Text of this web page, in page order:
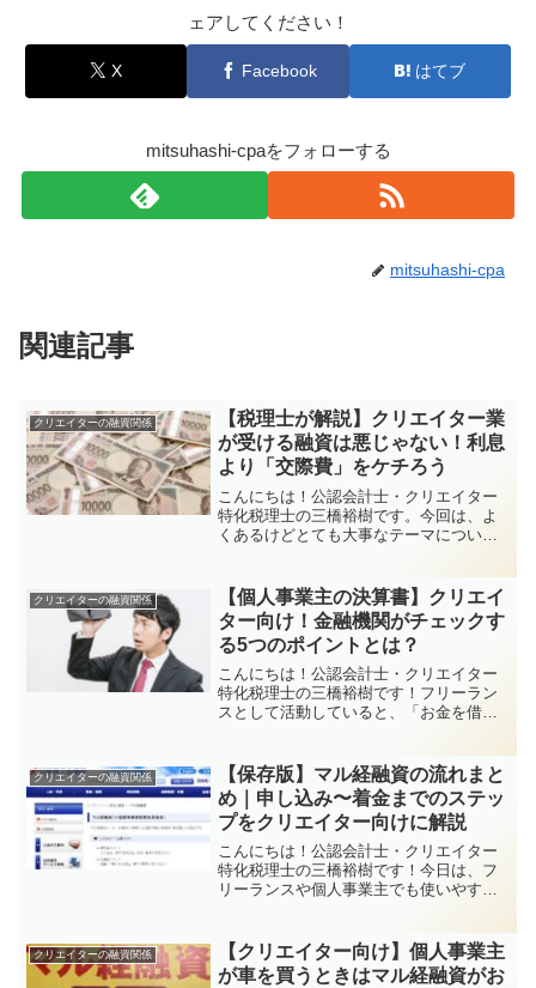
ェアしてください！
X Facebook はてブ
mitsuhashi-cpaをフォローする
mitsuhashi-cpa
関連記事
クリエイターの融資関係
【税理士が解説】クリエイター業
が受ける融資は悪じゃない！利息
より「交際費」をケチろう
こんにちは！公認会計士・クリエイター
特化税理士の三橋裕樹です。今回は、よ
くあるけどとても大事なテーマについて
ちゃダメだよね…」私も独立前までは
「借金は悪」という意識がず...
クリエイターの融資関係
【個人事業主の決算書】クリエイ
ター向け！金融機関がチェックす
る5つのポイントとは？
こんにちは！公認会計士・クリエイター
特化税理士の三橋裕樹です！フリーラン
スとして活動していると、「お金を借り
んてタイミング、いつか来るかもしれま
せん。そんなときに提出を...
クリエイターの融資関係
【保存版】マル経融資の流れまと
め｜申し込み〜着金までのステッ
プをクリエイター向けに解説
こんにちは！公認会計士・クリエイター
特化税理士の三橋裕樹です！今日は、フ
リーランスや個人事業主でも使いやすい
でわかりやすくご紹介します！「金融機
関はちょっと怖い…」「融...
クリエイターの融資関係
【クリエイター向け】個人事業主
が車を買うときはマル経融資がお